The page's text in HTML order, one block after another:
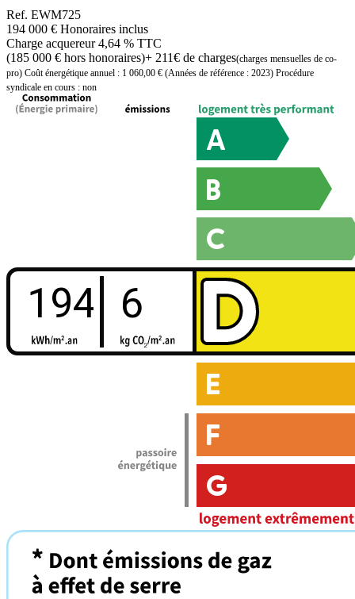
Ref. EWM725
194 000 € Honoraires inclus
Charge acquereur 4,64 % TTC
(185 000 € hors honoraires)+ 211€ de charges(charges mensuelles de co-
pro) Coût énergétique annuel : 1 060,00 € (Années de référence : 2023) Procédure
syndicale en cours : non
194 6